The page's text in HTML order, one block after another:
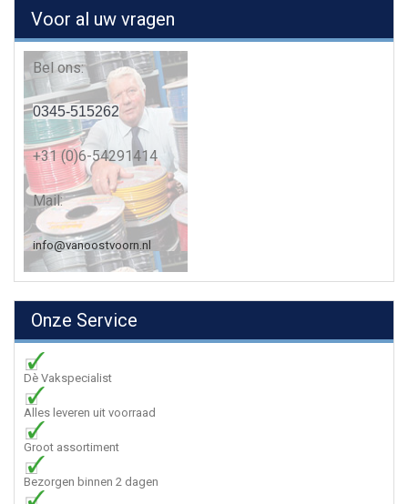
Voor al uw vragen
Bel ons:
0345-515262
+31 (0)6-54291414
Mail:
info@vanoostvoorn.nl
Onze Service
Dè Vakspecialist
Alles leveren uit voorraad
Groot assortiment
Bezorgen binnen 2 dagen